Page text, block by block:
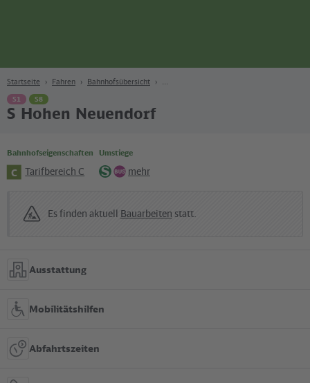
Startseite Fahren Bahnhofsübersicht
S1 S8
S Hohen Neuendorf
Bahnhofseigenschaften
C Tarifbereich C
Umstiege
mehr
Es finden aktuell Bauarbeiten statt.
Ausstattung
Mobilitätshilfen
Abfahrtszeiten